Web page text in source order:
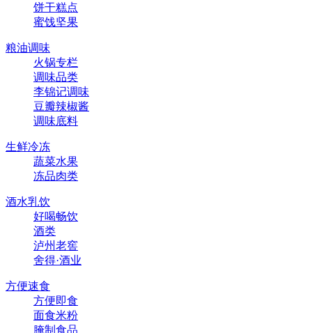
饼干糕点
蜜饯坚果
粮油调味
火锅专栏
调味品类
李锦记调味
豆瓣辣椒酱
调味底料
生鲜冷冻
蔬菜水果
冻品肉类
酒水乳饮
好喝畅饮
酒类
泸州老窖
舍得·酒业
方便速食
方便即食
面食米粉
腌制食品